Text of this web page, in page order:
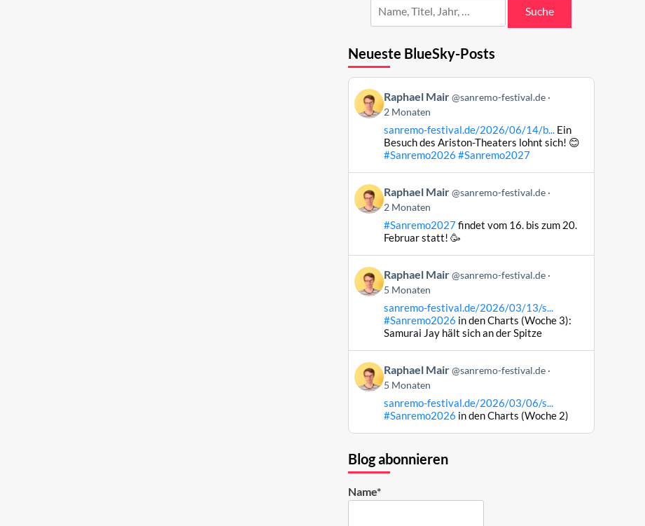
Suche
Neueste BlueSky-Posts
Beitrag
von
Raphael
Raphael Mair @sanremo-festival.de
2 Monaten
sanremo-festival.de/2026/06/14/b...Ein
Besuch des Ariston-Theaters lohnt sich! 😊
#Sanremo2026 #Sanremo2027
Beitrag
von
Raphael
Bluesky
ansehen
Raphael Mair @sanremo-festival.de
2 Monaten
#Sanremo2027findet vom 16. bis zum 20.
Februar statt! 🥳
Beitrag
von
Raphael
Raphael Mair @sanremo-festival.de
5 Monaten
sanremo-festival.de/2026/03/13/s...
#Sanremo2026 in den Charts (Woche 3):
Samurai Jay hält sich an der Spitze
Beitrag
von
Raphael
Bluesky
ansehen
Raphael Mair @sanremo-festival.de
5 Monaten
sanremo-festival.de/2026/03/06/s...
#Sanremo2026 in den Charts (Woche 2)
Blog abonnieren
Name*